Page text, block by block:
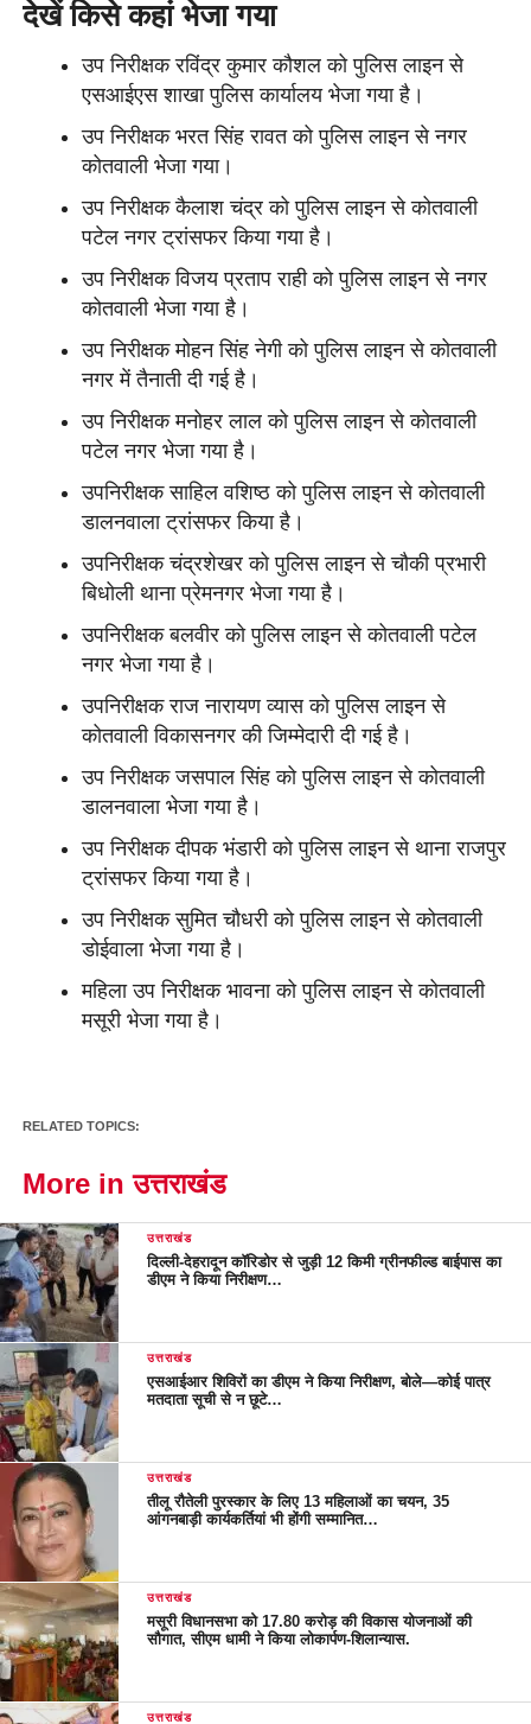
देखें किसे कहां भेजा गया
उप निरीक्षक रविंद्र कुमार कौशल को पुलिस लाइन से
एसआईएस शाखा पुलिस कार्यालय भेजा गया है।
उप निरीक्षक भरत सिंह रावत को पुलिस लाइन से नगर
कोतवाली भेजा गया।
उप निरीक्षक कैलाश चंद्र को पुलिस लाइन से कोतवाली
पटेल नगर ट्रांसफर किया गया है।
उप निरीक्षक विजय प्रताप राही को पुलिस लाइन से नगर
कोतवाली भेजा गया है।
उप निरीक्षक मोहन सिंह नेगी को पुलिस लाइन से कोतवाली
नगर में तैनाती दी गई है।
उप निरीक्षक मनोहर लाल को पुलिस लाइन से कोतवाली
पटेल नगर भेजा गया है।
उपनिरीक्षक साहिल वशिष्ठ को पुलिस लाइन से कोतवाली
डालनवाला ट्रांसफर किया है।
उपनिरीक्षक चंद्रशेखर को पुलिस लाइन से चौकी प्रभारी
बिधोली थाना प्रेमनगर भेजा गया है।
उपनिरीक्षक बलवीर को पुलिस लाइन से कोतवाली पटेल
नगर भेजा गया है।
उपनिरीक्षक राज नारायण व्यास को पुलिस लाइन से
कोतवाली विकासनगर की जिम्मेदारी दी गई है।
उप निरीक्षक जसपाल सिंह को पुलिस लाइन से कोतवाली
डालनवाला भेजा गया है।
उप निरीक्षक दीपक भंडारी को पुलिस लाइन से थाना राजपुर
ट्रांसफर किया गया है।
उप निरीक्षक सुमित चौधरी को पुलिस लाइन से कोतवाली
डोईवाला भेजा गया है।
महिला उप निरीक्षक भावना को पुलिस लाइन से कोतवाली
मसूरी भेजा गया है।
RELATED TOPICS:
More in उत्तराखंड
उत्तराखंड
दिल्ली-देहरादून कॉरिडोर से जुड़ी 12 किमी ग्रीनफील्ड बाईपास का
डीएम ने किया निरीक्षण…
उत्तराखंड
एसआईआर शिविरों का डीएम ने किया निरीक्षण, बोले—कोई पात्र
मतदाता सूची से न छूटे…
उत्तराखंड
तीलू रौतेली पुरस्कार के लिए 13 महिलाओं का चयन, 35
आंगनबाड़ी कार्यकर्तियां भी होंगी सम्मानित…
उत्तराखंड
मसूरी विधानसभा को 17.80 करोड़ की विकास योजनाओं की
सौगात, सीएम धामी ने किया लोकार्पण-शिलान्यास.
उत्तराखंड